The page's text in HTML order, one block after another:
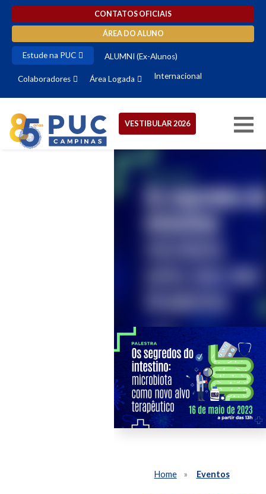
CONTATOS OFICIAIS
ÁREA DO ALUNO
Estude na PUC ALUMNI (Ex-Alunos)
Colaboradores Área Logada Internacional
VESTIBULAR 2026
Home Eventos